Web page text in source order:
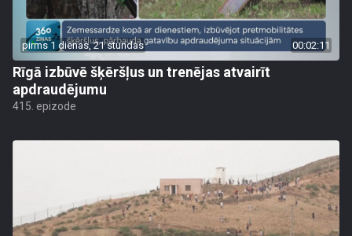
pirms 1 dienas, 21 stundas 00:02:11
Rīgā izbūvē šķēršļus un trenējas atvairīt
apdraudējumu
415. epizode